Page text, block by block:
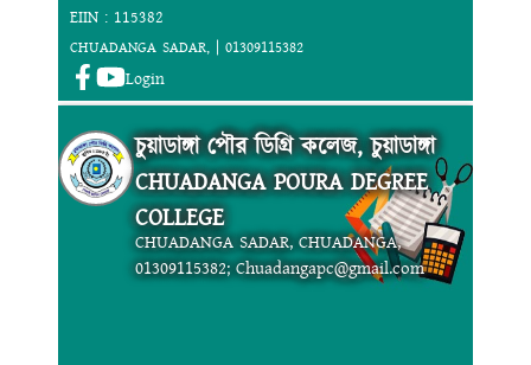
EIIN : 115382
CHUADANGA SADAR, | 01309115382
Login
চুয়াডাঙ্গা পৌর ডিগ্রি কলেজ, চুয়াডাঙ্গা
CHUADANGA POURA DEGREE
COLLEGE
CHUADANGA SADAR, CHUADANGA,
01309115382; Chuadangapc@gmail.com